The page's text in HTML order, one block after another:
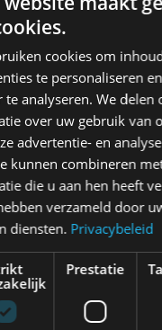
duurtester? -
De
Alle automerken
merk voor meer
en alle
cookies om
te personaliseren
te analyseren. We delen
over uw gebruik van
advertentie- en
kunnen combineren
die u aan hen heeft
verzameld door
diensten. Privacybeleid
Prestatie